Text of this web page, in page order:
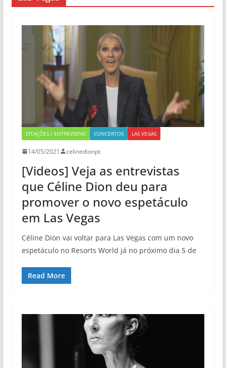
CITAÇÕES / ENTREVISTAS CONCERTOS LAS VEGAS
14/05/2021 celinedionpt
[Videos] Veja as entrevistas
que Céline Dion deu para
promover o novo espetáculo
em Las Vegas
Céline Dion vai voltar para Las Vegas com um novo
espetáculo no Resorts World já no próximo dia 5 de
Read More